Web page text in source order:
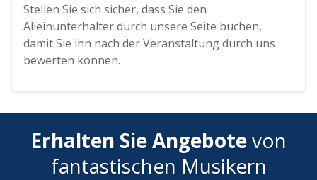
Stellen Sie sich sicher, dass Sie den
Alleinunterhalter durch unsere Seite buchen,
damit Sie ihn nach der Veranstaltung durch uns
bewerten können.
Erhalten Sie Angebotevon
fantastischen Musikern